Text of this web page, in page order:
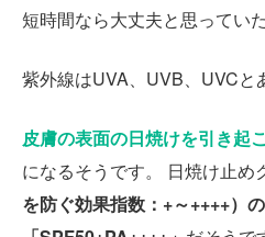
短時間なら大丈夫と思ってい
紫外線はUVA、UVB、UVCと
皮膚の表面の日焼けを引き起
になるそうです。 日焼け止め
を防ぐ効果指数：+～++++）